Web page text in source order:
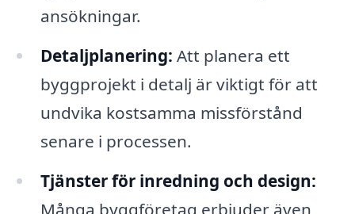
ansökningar.
Detaljplanering: Att planera ett
byggprojekt i detalj är viktigt för att
undvika kostsamma missförstånd
senare i processen.
Tjänster för inredning och design:
Många byggföretag erbjuder även